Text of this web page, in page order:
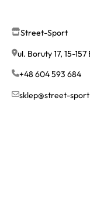
Street-Sport
ul. Boruty 17, 15-
+48 604 593 684
sklep@street-